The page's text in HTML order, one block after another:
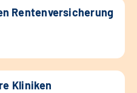
Rentenversicherung
Kliniken